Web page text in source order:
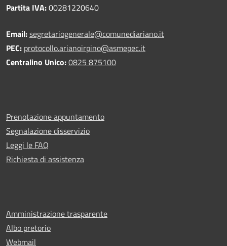
Partita IVA:00281220640
Email:segretariogenerale@comunediariano.it
PEC: protocollo.arianoirpino@asmepec.it
Centralino Unico:0825 875100
Prenotazione appuntamento
Segnalazione disservizio
Leggi le FAQ
Richiesta di assistenza
Amministrazione trasparente
Albo pretorio
Webmail